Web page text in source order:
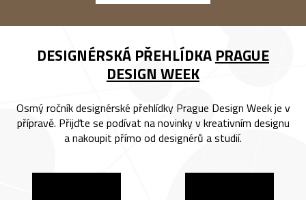
DESIGNÉRSKÁ PŘEHLÍDKA PRAGUE
DESIGN WEEK
Osmý ročník designérské přehlídky Prague Design Week je v
přípravě. Přijďte se podívat na novinky v kreativním designu
a nakoupit přímo od designérů a studií.